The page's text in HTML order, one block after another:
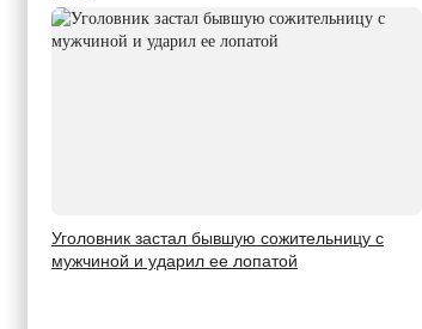
Уголовник застал бывшую сожительницу с
мужчиной и ударил ее лопатой